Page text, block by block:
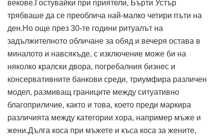
векове.Гостувайки при приятели, Бърти Устър
трябваше да се преоблича най-малко четири пъти на
ден.Но още през 30-те години ритуалът на
задължителното обличане за обяд и вечеря остава в
миналото и навсякъде, с изключение може би на
няколко кралски двора, погребалния бизнес и
консервативните банкови среди, триумфира различен
модел, размиващ границите между ситуативно
благоприличие, както и това, което преди маркира
различията между категории хора, например мъже и
жени.Дълга коса при мъжете и къса коса за жените,